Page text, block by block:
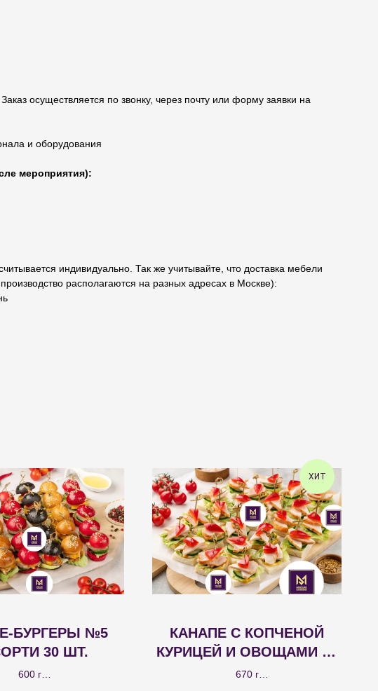
осуществляется по звонку, через почту или форму заявки на
и оборудования
мероприятия):
индивидуально. Так же учитывайте, что доставка мебели
располагаются на разных адресах в Москве):
БУРГЕРЫ №5
30 ШТ.
600 г
ХИТ
КАНАПЕ С КОПЧЕНОЙ
КУРИЦЕЙ И ОВОЩАМИ 24
ШТ.
670 г